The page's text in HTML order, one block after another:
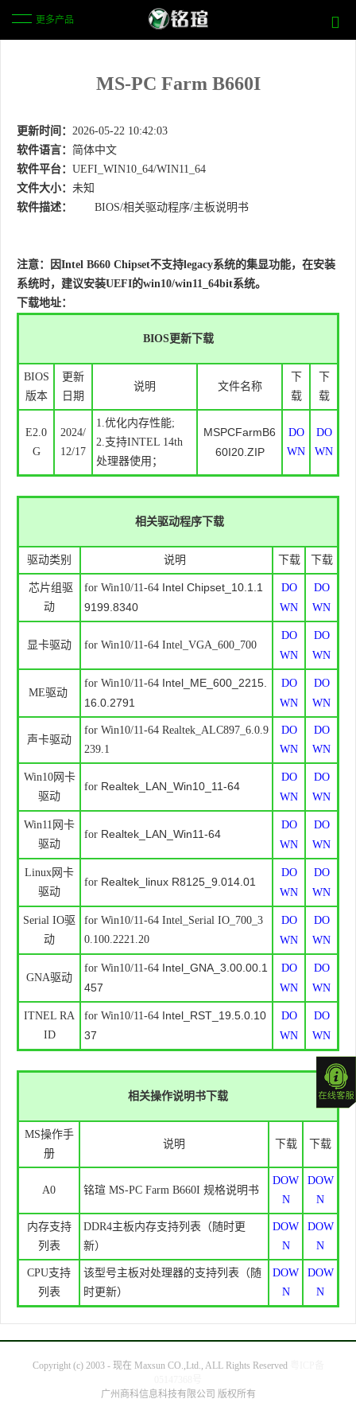
更多产品
MS-PC Farm B660I
更新时间： 2026-05-22 10:42:03
软件语言： 简体中文
软件平台： UEFI_WIN10_64/WIN11_64
文件大小： 未知
软件描述：
BIOS/相关驱动程序/主板说明书
注意： 因Intel B660 Chipset不支持legacy系统的集显功能，在安装
系统时，建议安装UEFI的win10/win11_64bit系统。
下载地址：
BIOS更新下载
BIOS
版本
更新
日期
说明 文件名称
下
载
下
载
E2.0
G
2024/
12/17
1.优化内存性能;
2.支持INTEL 14th
处理器使用；
MSPCFarmB6
60I20.ZIP
DO
WN
DO
WN
相关驱动程序下载
驱动类别 说明 下载 下载
芯片组驱
动
for Win10/11-64 Intel Chipset_10.1.1
9199.8340
DO
WN
DO
WN
显卡驱动 for Win10/11-64 Intel_VGA_600_700
DO
WN
DO
WN
ME驱动
for Win10/11-64 Intel_ME_600_2215.
16.0.2791
DO
WN
DO
WN
声卡驱动
for Win10/11-64 Realtek_ALC897_6.0.9
239.1
DO
WN
DO
WN
Win10网卡
驱动
for Realtek_LAN_Win10_11-64
DO
WN
DO
WN
Win11网卡
驱动
for Realtek_LAN_Win11-64
DO
WN
DO
WN
Linux网卡
驱动
for Realtek_linux R8125_9.014.01
DO
WN
DO
WN
Serial IO驱
动
for Win10/11-64 Intel_Serial IO_700_3
0.100.2221.20
DO
WN
DO
WN
GNA驱动
for Win10/11-64 Intel_GNA_3.00.00.1
457
DO
WN
DO
WN
ITNEL RA
ID
for Win10/11-64 Intel_RST_19.5.0.10
37
DO
WN
DO
WN
相关操作说明书下载
MS操作手
册
说明 下载 下载
A0 铭瑄 MS-PC Farm B660I 规格说明书
DOW
N
DOW
N
内存支持
列表
DDR4主板内存支持列表（随时更
新）
DOW
N
DOW
N
CPU支持
列表
该型号主板对处理器的支持列表（随
时更新）
DOW
N
DOW
N
Copyright (c) 2003 - 现在 Maxsun CO.,Ltd., ALL Rights Reserved
广州商科信息科技有限公司 版权所有